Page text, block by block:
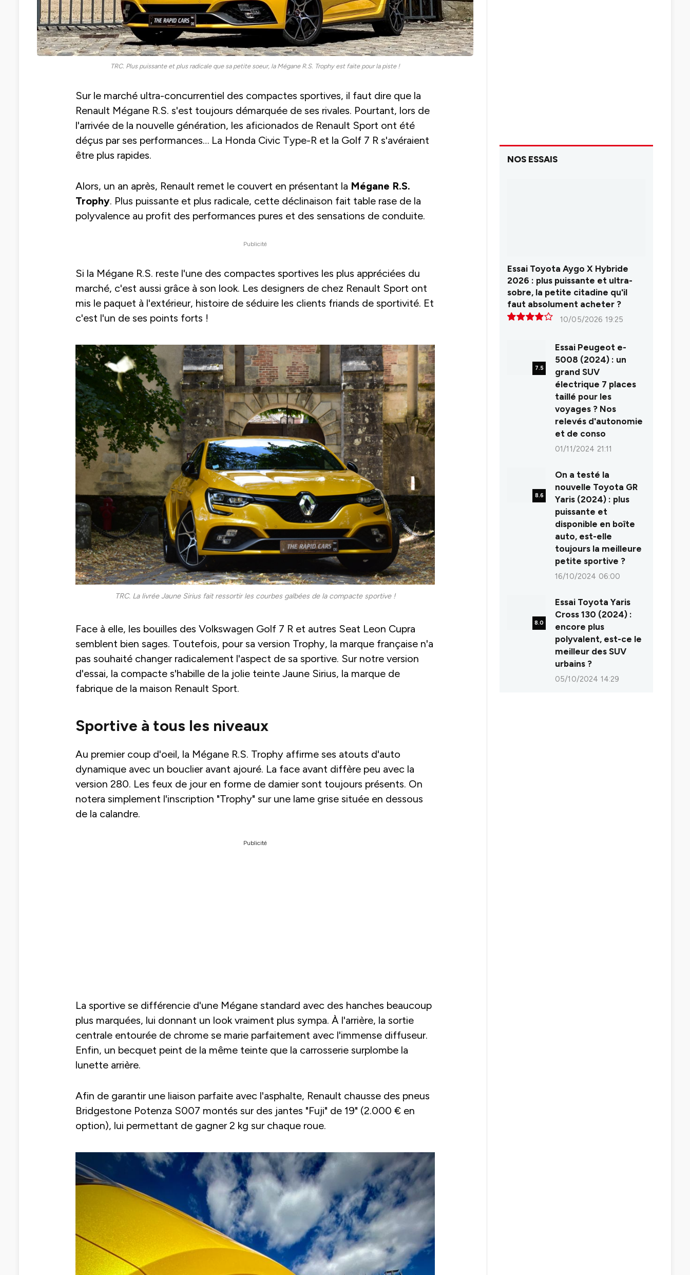
TRC. Plus puissante et plus radicale que sa petite soeur, la Mégane R.S. Trophy est faite pour la piste !
Sur le marché ultra-concurrentiel des compactes sportives, il faut dire que la
Renault Mégane R.S. s'est toujours démarquée de ses rivales. Pourtant, lors de
l'arrivée de la nouvelle génération, les aficionados de Renault Sport ont été
déçus par ses performances… La Honda Civic Type-R et la Golf 7 R s'avéraient
être plus rapides.
Alors, un an après, Renault remet le couvert en présentant la Mégane R.S.
Trophy. Plus puissante et plus radicale, cette déclinaison fait table rase de la
polyvalence au profit des performances pures et des sensations de conduite.
Publicité
Si la Mégane R.S. reste l'une des compactes sportives les plus appréciées du
marché, c'est aussi grâce à son look. Les designers de chez Renault Sport ont
mis le paquet à l'extérieur, histoire de séduire les clients friands de sportivité. Et
c'est l'un de ses points forts !
TRC. La livrée Jaune Sirius fait ressortir les courbes galbées de la compacte sportive !
Face à elle, les bouilles des Volkswagen Golf 7 R et autres Seat Leon Cupra
semblent bien sages. Toutefois, pour sa version Trophy, la marque française n'a
pas souhaité changer radicalement l'aspect de sa sportive. Sur notre version
d'essai, la compacte s'habille de la jolie teinte Jaune Sirius, la marque de
fabrique de la maison Renault Sport.
Sportive à tous les niveaux
Au premier coup d'oeil, la Mégane R.S. Trophy affirme ses atouts d'auto
dynamique avec un bouclier avant ajouré. La face avant diffère peu avec la
version 280. Les feux de jour en forme de damier sont toujours présents. On
notera simplement l'inscription "Trophy" sur une lame grise située en dessous
de la calandre.
Publicité
La sportive se différencie d'une Mégane standard avec des hanches beaucoup
plus marquées, lui donnant un look vraiment plus sympa. À l'arrière, la sortie
centrale entourée de chrome se marie parfaitement avec l'immense diffuseur.
Enfin, un becquet peint de la même teinte que la carrosserie surplombe la
lunette arrière.
Afin de garantir une liaison parfaite avec l'asphalte, Renault chausse des pneus
Bridgestone Potenza S007 montés sur des jantes "Fuji" de 19" (2.000 € en
option), lui permettant de gagner 2 kg sur chaque roue.
NOS ESSAIS
Essai Toyota Aygo X Hybride
2026 : plus puissante et ultra-
sobre, la petite citadine qu'il
faut absolument acheter ?
10/05/2026 19:25
7.5
Essai Peugeot e-
5008 (2024) : un
grand SUV
électrique 7 places
taillé pour les
voyages ? Nos
relevés d'autonomie
et de conso
01/11/2024 21:11
8.6
On a testé la
nouvelle Toyota GR
Yaris (2024) : plus
puissante et
disponible en boîte
auto, est-elle
toujours la meilleure
petite sportive ?
16/10/2024 06:00
8.0
Essai Toyota Yaris
Cross 130 (2024) :
encore plus
polyvalent, est-ce le
meilleur des SUV
urbains ?
05/10/2024 14:29